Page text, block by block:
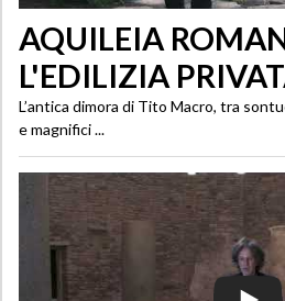
AQUILEIA
L'EDILIZIA
L’antica dimora di Tito Macro, tra
e magnifici ...